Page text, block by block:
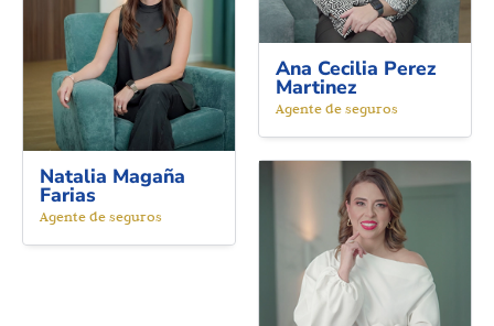
Ana Cecilia Perez
Martinez
Agente de seguros
Natalia Magaña
Farias
Agente de seguros